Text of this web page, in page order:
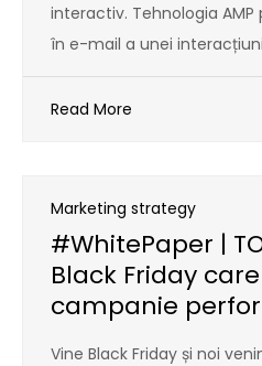
interactiv. Tehnologia
în e-mail a unei
Read More
Marketing strategy
#WhitePaper |
Black Friday
campanie
Vine Black Friday și noi